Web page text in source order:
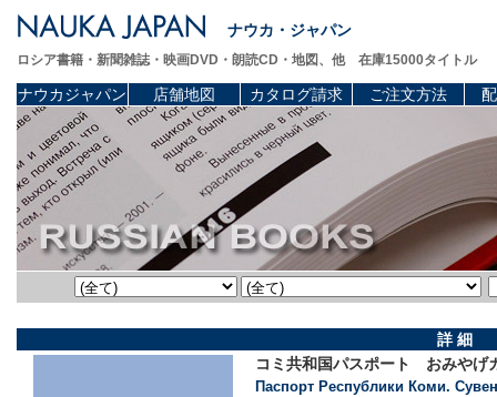
ナウカ・ジャパン
ロシア書籍・新聞雑誌・映画DVD・朗読CD・地図、他 在庫15000タイトル
ナウカジャパン 店舗地図 カタログ請求 ご注文方法
詳 細
コミ共和国パスポート おみやげ
Паспорт Республики Коми.